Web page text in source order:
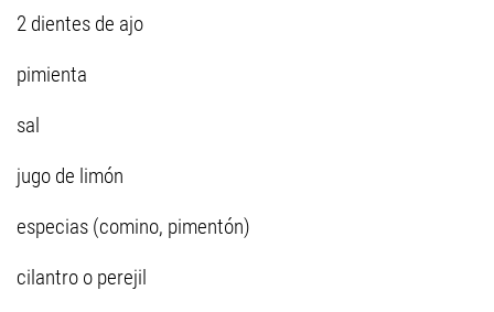
2 dientes de ajo
pimienta
sal
jugo de limón
especias (comino, pimentón)
cilantro o perejil